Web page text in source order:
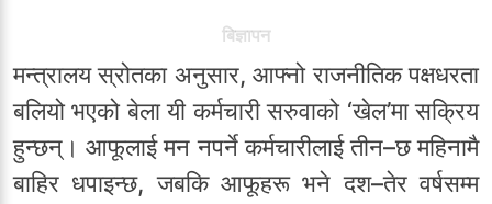
बिज्ञापन
मन्त्रालय स्रोतका अनुसार, आफ्नो राजनीतिक पक्षधरता
बलियो भएको बेला यी कर्मचारी सरुवाको ‘खेल’मा सक्रिय
हुन्छन्। आफूलाई मन नपर्ने कर्मचारीलाई तीन–छ महिनामै
बाहिर धपाइन्छ, जबकि आफूहरू भने दश–तेर वर्षसम्म